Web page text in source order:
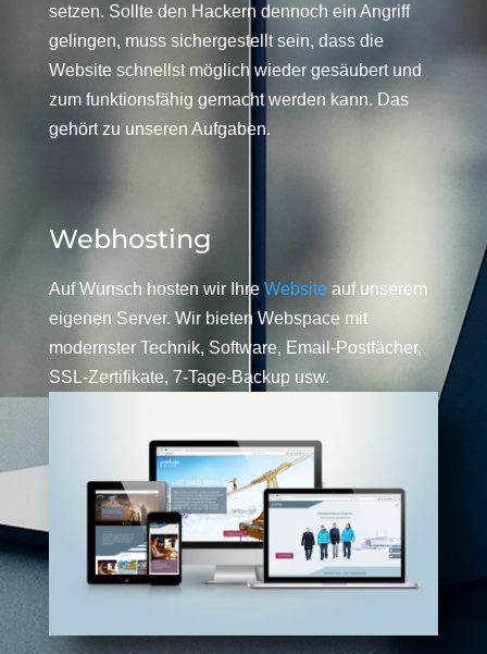
setzen. Sollte den Hackern dennoch ein Angriff
gelingen, muss sichergestellt sein, dass die
Website schnellst möglich wieder gesäubert und
zum funktionsfähig gemacht werden kann. Das
gehört zu unseren Aufgaben.
Webhosting
Auf Wunsch hosten wir Ihre Website auf unserem
eigenen Server. Wir bieten Webspace mit
modernster Technik, Software, Email-Postfächer,
SSL-Zertifikate, 7-Tage-Backup usw.